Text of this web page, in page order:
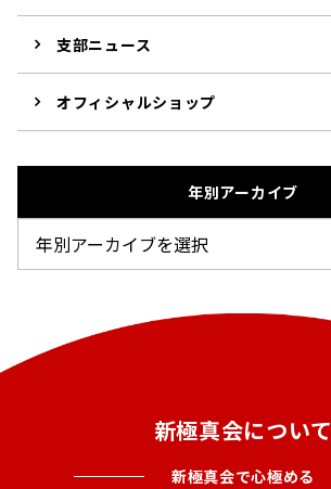
支部ニュース
オフィシャルショップ
年別アーカイブ
新極真会について
新極真会で心極める